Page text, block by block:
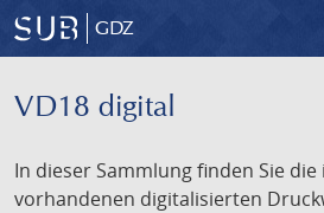
GDZ
VD18 digital
In dieser Sammlung finden Sie
vorhandenen digitalisierten